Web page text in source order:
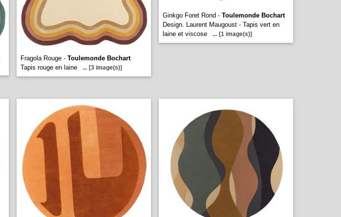
Fragola Rouge - Toulemonde Bochart
Tapis rouge en laine
... [3 image(s)]
Ginkgo Foret Rond - Toulemonde Bochart
Design. Laurent Maugoust - Tapis vert en
laine et viscose
... [1 image(s)]